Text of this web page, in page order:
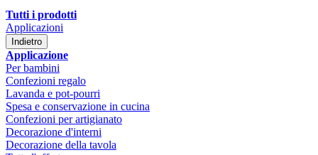
Tutti i prodotti
Applicazioni
Indietro
Applicazione
Per bambini
Confezioni regalo
Lavanda e pot-pourri
Spesa e conservazione in cucina
Confezioni per artigianato
Decorazione d'interni
Decorazione della tavola